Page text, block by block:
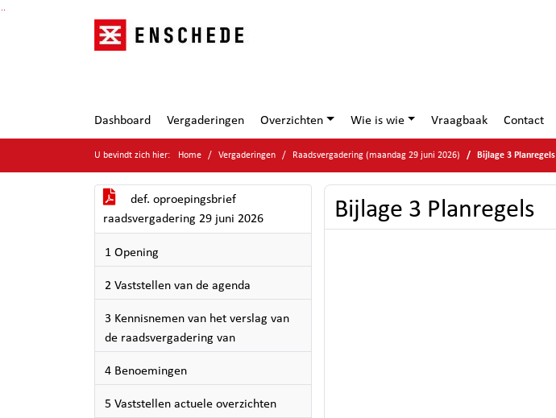
Ga naar de inhoud van deze pagina
Ga naar het zoeken
Ga naar het menu
Dashboard Vergaderingen Overzichten Wie is wie Vraagbaak Contact
U bevindt zich hier: Home Vergaderingen Raadsvergadering (maandag 29 juni 2026) Bijlage 3 Planregels
def. oproepingsbrief
raadsvergadering 29 juni 2026
1 Opening
2 Vaststellen van de agenda
3 Kennisnemen van het verslag van
de raadsvergadering van
4 Benoemingen
5 Vaststellen actuele overzichten
Bijlage 3 Planregels